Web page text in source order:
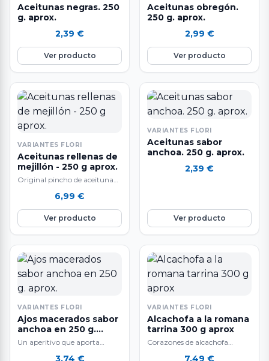
Aceitunas negras. 250
g. aprox.
2,39 €
Ver producto
Aceitunas obregón.
250 g. aprox.
2,99 €
Ver producto
VARIANTES FLORI
Aceitunas rellenas de
mejillón - 250 g aprox.
Original pincho de aceituna
caramelizada aliñado con un
escabeche suave. Ingredientes:
…
6,99 €
Ver producto
VARIANTES FLORI
Aceitunas sabor
anchoa. 250 g. aprox.
2,39 €
Ver producto
VARIANTES FLORI
Ajos macerados sabor
anchoa en 250 g.
aprox.
Un aperitivo que aporta
3,74 €
VARIANTES FLORI
Alcachofa a la romana
tarrina 300 g aprox
Corazones de alcachofa
7,49 €